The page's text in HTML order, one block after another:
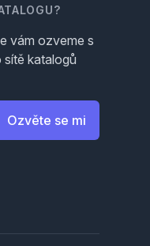
vám ozveme s
katalogů
Ozvěte se mi